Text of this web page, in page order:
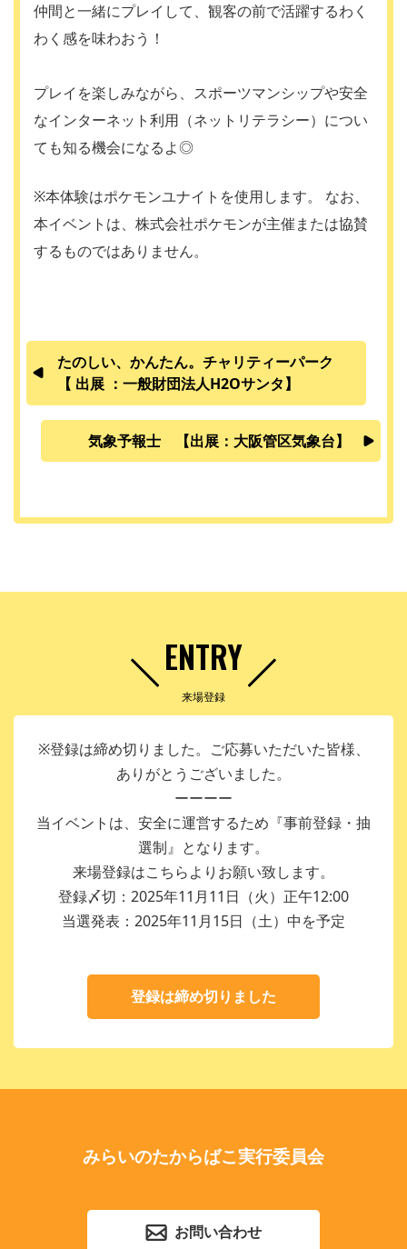
仲間と一緒にプレイして、観客の前で活躍するわく
わく感を味わおう！
プレイを楽しみながら、スポーツマンシップや安全
なインターネット利用（ネットリテラシー）につい
ても知る機会になるよ◎
※本体験はポケモンユナイトを使用します。 なお、
本イベントは、株式会社ポケモンが主催または協賛
するものではありません。
たのしい、かんたん。チャリティーパーク
【 出展 ：一般財団法人H2Oサンタ】
気象予報士 【出展：大阪管区気象台】
ENTRY
来場登録
※登録は締め切りました。ご応募いただいた皆様、
ありがとうございました。
ーーーー
当イベントは、安全に運営するため『事前登録・抽
選制』となります。
来場登録はこちらよりお願い致します。
登録〆切：2025年11月11日（火）正午12:00
当選発表：2025年11月15日（土）中を予定
登録は締め切りました
みらいのたからばこ実行委員会
お問い合わせ